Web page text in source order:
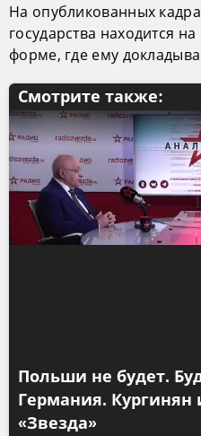
На опубликованных
государства находится
форме, где ему
Смотрите также:
Польши не будет.
Германия.
«Звезда»